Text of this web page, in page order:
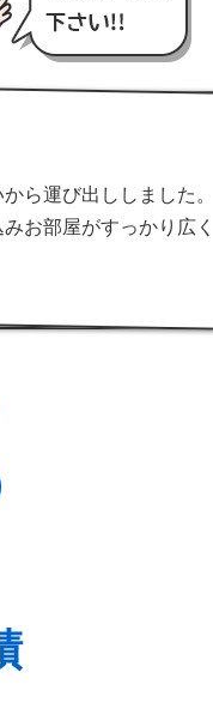
ら運び出ししました。
お部屋がすっかり広く